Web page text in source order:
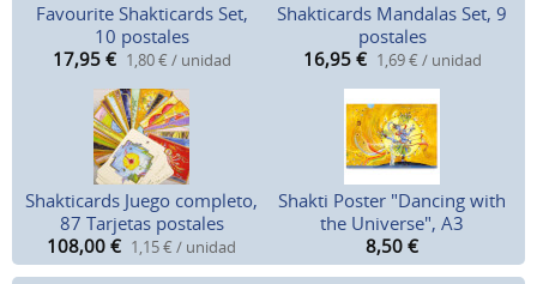
Favourite Shakticards Set,
10 postales
17,95 € 1,80 € / unidad
Shakticards Mandalas Set, 9
postales
16,95 € 1,69 € / unidad
Shakticards Juego completo,
87 Tarjetas postales
108,00 € 1,15 € / unidad
Shakti Poster "Dancing with
the Universe", A3
8,50 €